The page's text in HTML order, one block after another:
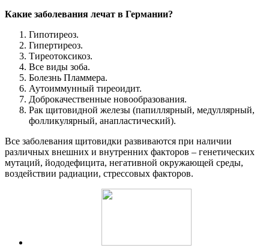
Какие заболевания лечат в Германии?
Гипотиреоз.
Гипертиреоз.
Тиреотоксикоз.
Все виды зоба.
Болезнь Пламмера.
Аутоиммунный тиреоидит.
Доброкачественные новообразования.
Рак щитовидной железы (папиллярный, медуллярный,
фолликулярный, анапластический).
Все заболевания щитовидки развиваются при наличии
различных внешних и внутренних факторов – генетических
мутаций, йододефицита, негативной окружающей среды,
воздействии радиации, стрессовых факторов.